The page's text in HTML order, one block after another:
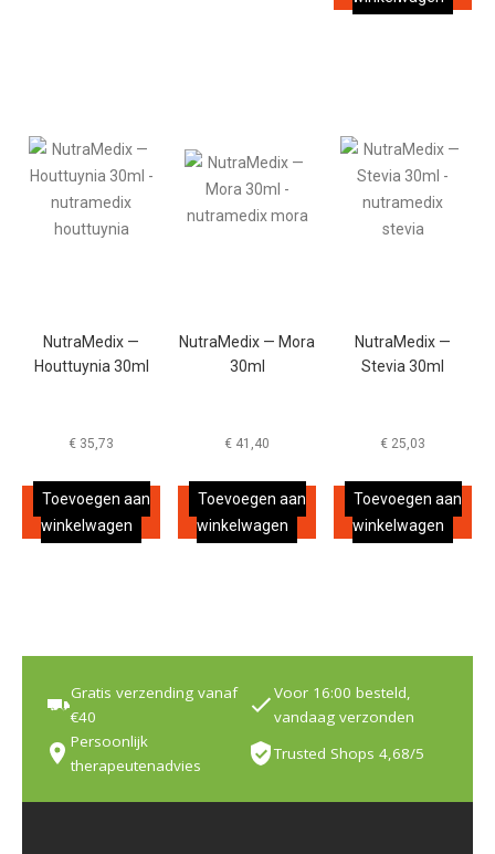
NutraMedix —
Houttuynia 30ml
€ 35,73
Toevoegen aan
winkelwagen
NutraMedix — Mora
30ml
€ 41,40
Toevoegen aan
winkelwagen
NutraMedix —
Stevia 30ml
€ 25,03
Toevoegen aan
winkelwagen
Gratis verzending vanaf
€40
Voor 16:00 besteld,
vandaag verzonden
Persoonlijk
therapeutenadvies
Trusted Shops 4,68/5